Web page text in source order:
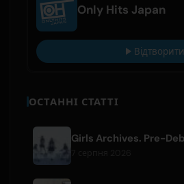
Only Hits Japan
Відтворити
ОСТАННІ СТАТТІ